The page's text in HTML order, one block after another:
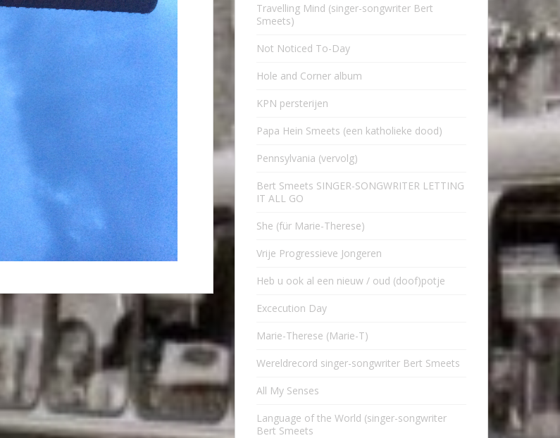
Travelling Mind (singer-songwriter Bert
Smeets)
Not Noticed To-Day
Hole and Corner album
KPN persterijen
Papa Hein Smeets (een katholieke dood)
Pennsylvania (vervolg)
Bert Smeets SINGER-SONGWRITER LETTING
IT ALL GO
She (für Marie-Therese)
Vrije Progressieve Jongeren
Heb u ook al een nieuw / oud (doof)potje
Excecution Day
Marie-Therese (Marie-T)
Wereldrecord singer-songwriter Bert Smeets
All My Senses
Language of the World (singer-songwriter
Bert Smeets